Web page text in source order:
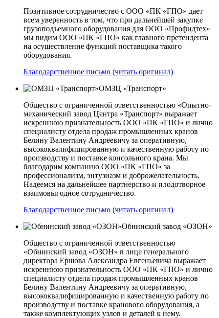
Позитивное сотрудничество с ООО «ПК «ГПО» дает
всем уверенность в том, что при дальнейшей закупке
грузоподъемного оборудования для ООО «Профидтех»
мы видим ООО «ПК «ГПО» как главного претендента
на осуществление функций поставщика такого
оборудования.
Благодарственное письмо (читать оригинал)
ОМЗЦ «Транспорт»
Общество с ограниченной ответственностью «Опытно-
механический завод Центра «Транспорт» выражает
искреннюю признательность ООО «ПК «ГПО» и лично
специалисту отдела продаж промышленных кранов
Белину Валентину Андреевичу за оперативную,
высококвалифицированную и качественную работу по
производству и поставке консольного крана. Мы
благодарим компанию ООО «ПК «ГПО» за
профессионализм, энтузиазм и доброжелательность.
Надеемся на дальнейшее партнерство и плодотворное
взаимовыгодное сотрудничество.
Благодарственное письмо (читать оригинал)
Обнинский завод «ОЗОН»
Общество с ограниченной ответственностью
«Обнинский завод «ОЗОН» в лице генерального
директора Ершова Александра Евгеньевича выражает
искреннюю признательность ООО «ПК «ГПО» и лично
специалисту отдела продаж промышленных кранов
Белину Валентину Андреевичу за оперативную,
высококвалифицированную и качественную работу по
производству и поставке кранового оборудования, а
также комплектующих узлов и деталей к нему.